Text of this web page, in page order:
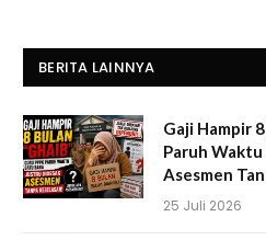
BERITA LAINNYA
Gaji Hampir
Paruh
Asesmen
25 Juli 2026